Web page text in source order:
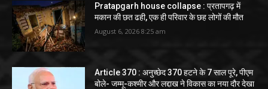
Pratapgarh house collapse : प्रतापगढ़ में
मकान की छत ढही, एक ही परिवार के छह लोगों की मौत
August 6, 2026 8:25 am
Article 370 : अनुच्छेद 370 हटने के 7 साल पूरे, पीएम
बोले- जम्मू-कश्मीर और लद्दाख ने विकास का नया दौर देखा